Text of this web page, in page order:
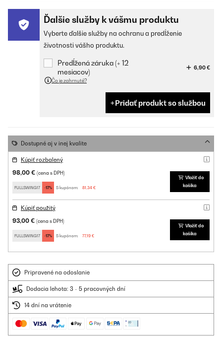
Ďalšie služby k vášmu produktu
Vyberte ďalšie služby na ochranu a predĺženie
životnosti vášho produktu.
Predĺžená záruka (+ 12
mesiacov)
6,90 €
Čo je zahrnuté?
Pridať produkt so službou
Dostupné aj v inej kvalite
Kúpiť rozbalený
98,00 € (cena s DPH)
FULLSWING17 -17% S kupónom: 81,34 €
Vložiť do
košíka
Kúpiť použitý
93,00 € (cena s DPH)
FULLSWING17 -17% S kupónom: 77,19 €
Vložiť do
košíka
Pripravené na odoslanie
Dodacia lehota: 3 - 5 pracovných dní
14 dní na vrátenie